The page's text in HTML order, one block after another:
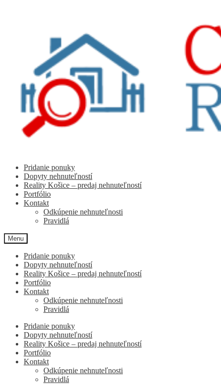
Pridanie ponuky
Dopyty nehnuteľností
Reality Košice – predaj nehnuteľností
Portfólio
Kontakt
Odkúpenie nehnuteľnosti
Pravidlá
Menu
Pridanie ponuky
Dopyty nehnuteľností
Reality Košice – predaj nehnuteľností
Portfólio
Kontakt
Odkúpenie nehnuteľnosti
Pravidlá
Pridanie ponuky
Dopyty nehnuteľností
Reality Košice – predaj nehnuteľností
Portfólio
Kontakt
Odkúpenie nehnuteľnosti
Pravidlá